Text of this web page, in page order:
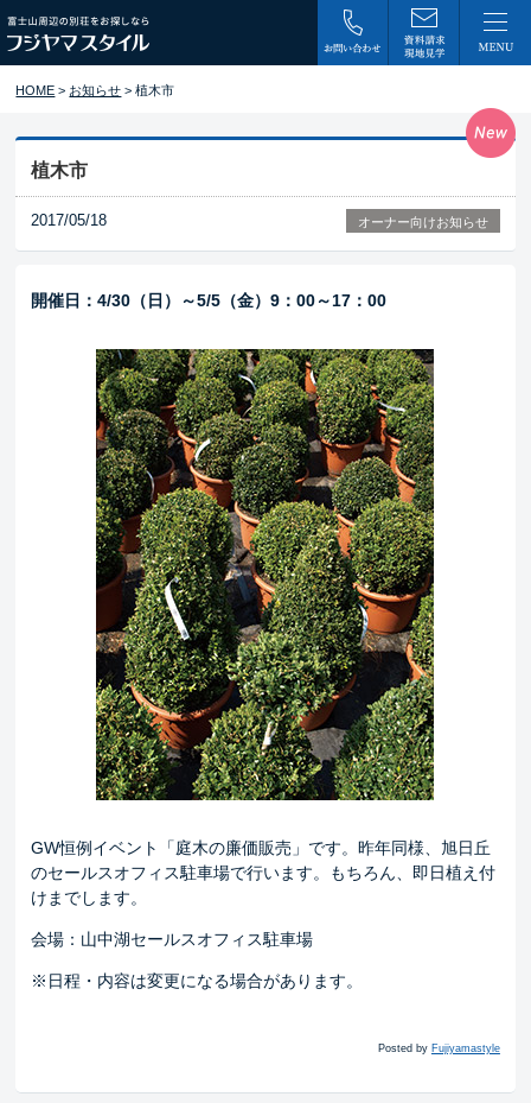
HOME > お知らせ > 植木市
植木市
2017/05/18 オーナー向けお知らせ
開催日：4/30（日）～5/5（金）9：00～17：00
GW恒例イベント「庭木の廉価販売」です。昨年同様、旭日丘
のセールスオフィス駐車場で行います。もちろん、即日植え付
けまでします。
会場：山中湖セールスオフィス駐車場
※日程・内容は変更になる場合があります。
Posted by Fujiyamastyle